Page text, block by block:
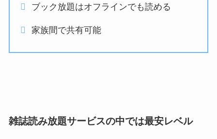
ブック放題はオフラインでも読める
家族間で共有可能
雑誌読み放題サービスの中では最安レベル